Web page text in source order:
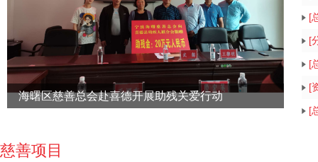
海曙区慈善总会赴喜德开展助残关爱行动
[
[
[
[
[
慈善项目